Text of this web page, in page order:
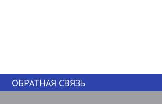
ОБРАТНАЯ СВЯЗЬ